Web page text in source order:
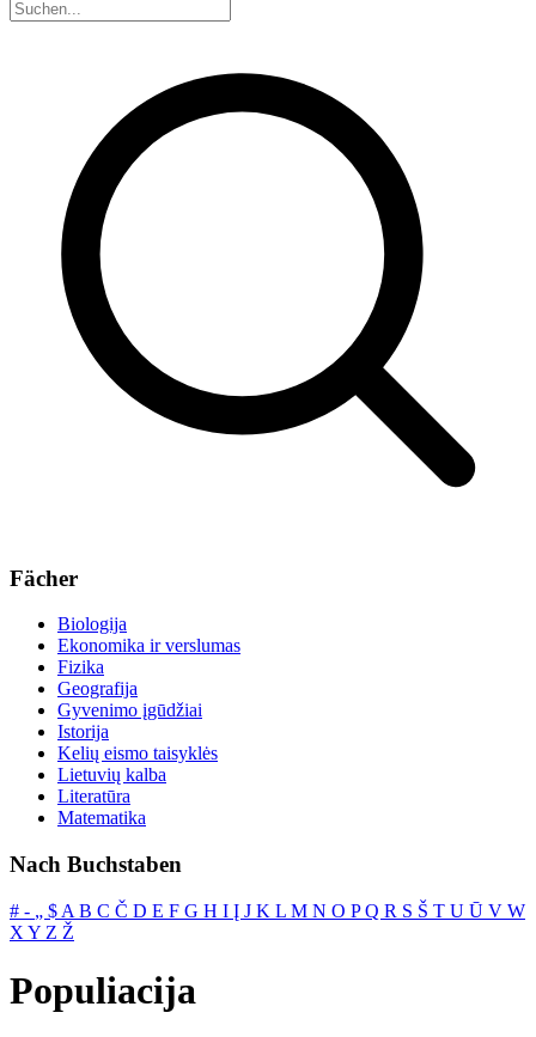
Fächer
Biologija
Ekonomika ir verslumas
Fizika
Geografija
Gyvenimo įgūdžiai
Istorija
Kelių eismo taisyklės
Lietuvių kalba
Literatūra
Matematika
Nach Buchstaben
# ‐ „ $ A B C Č D E F G H I Į J K L M N O PQ R S Š T U Ū V W
X Y Z Ž
Populiacija